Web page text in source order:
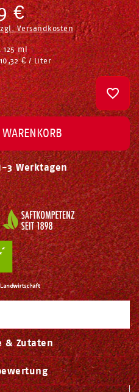
€
Versandkosten
125ml
10,32 € / Liter
3 Werktagen
& Zutaten